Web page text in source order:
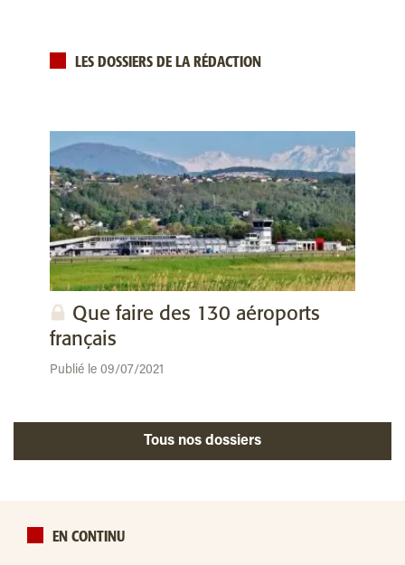
LES DOSSIERS DE LA RÉDACTION
Que faire des 130 aéroports
français
Publié le 09/07/2021
Tous nos dossiers
EN CONTINU